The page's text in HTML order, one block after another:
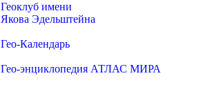
Геоклуб имени
Якова Эдельштейна
Гео-Календарь
Гео-энциклопедия АТЛАС МИРА